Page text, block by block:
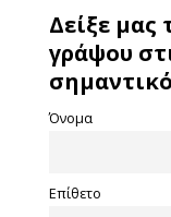
Δείξε μας
γράψου
Όνομα
Επίθετο